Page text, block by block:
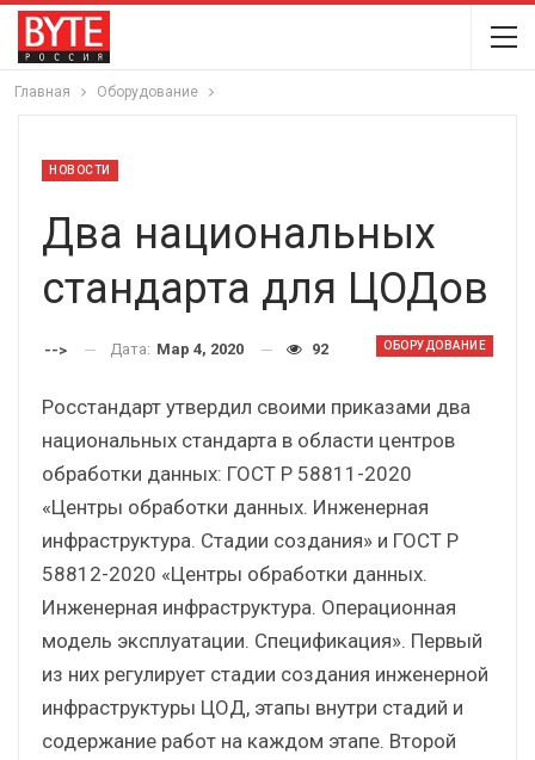
Главная Оборудование
НОВОСТИ
Два национальных
стандарта для ЦОДов
ОБОРУДОВАНИЕ
--> Дата: Мар 4, 2020 92
Росстандарт утвердил своими приказами два
национальных стандарта в области центров
обработки данных: ГОСТ Р 58811-2020
«Центры обработки данных. Инженерная
инфраструктура. Стадии создания» и ГОСТ Р
58812-2020 «Центры обработки данных.
Инженерная инфраструктура. Операционная
модель эксплуатации. Спецификация». Первый
из них регулирует стадии создания инженерной
инфраструктуры ЦОД, этапы внутри стадий и
содержание работ на каждом этапе. Второй